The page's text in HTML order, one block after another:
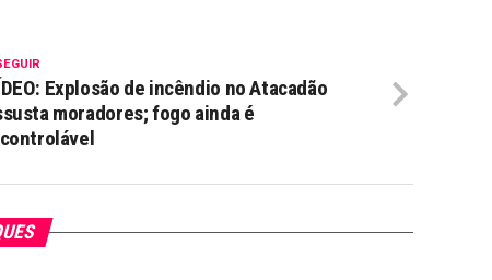
Explosão de incêndio no Atacadão
moradores; fogo ainda é